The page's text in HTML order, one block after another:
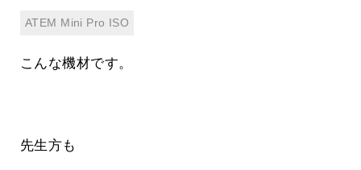
ATEM Mini Pro ISO
こんな機材です。
先生方も